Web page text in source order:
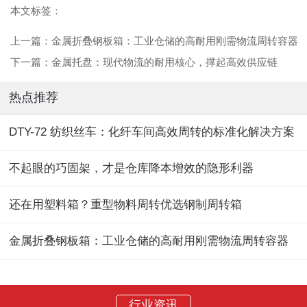
本文标签：
上一篇： 金属折叠钢板箱：工业仓储的高耐用刚需物流周转容器
下一篇： 金属托盘：现代物流的耐用核心，撑起高效供应链
热点推荐
DTY-72 纺织丝车：化纤车间高效周转的标准化解决方案
不起眼的巧固架，才是仓库降本增效的隐形利器
还在用塑料箱？重型物料周转优选钢制周转箱
金属折叠钢板箱：工业仓储的高耐用刚需物流周转容器